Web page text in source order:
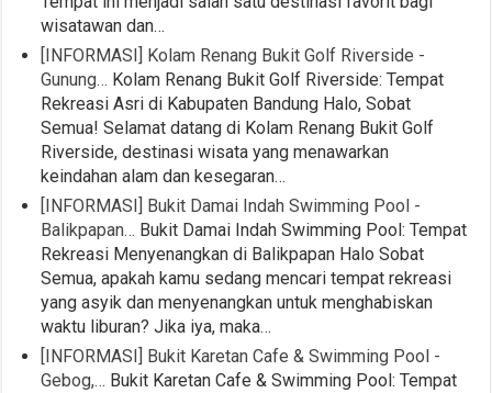
wisatawan dan…
[INFORMASI] Kolam Renang Bukit Golf Riverside -
Gunung… Kolam Renang Bukit Golf Riverside: Tempat
Rekreasi Asri di Kabupaten Bandung Halo, Sobat
Semua! Selamat datang di Kolam Renang Bukit Golf
Riverside, destinasi wisata yang menawarkan
keindahan alam dan kesegaran…
[INFORMASI] Bukit Damai Indah Swimming Pool -
Balikpapan… Bukit Damai Indah Swimming Pool: Tempat
Rekreasi Menyenangkan di Balikpapan Halo Sobat
Semua, apakah kamu sedang mencari tempat rekreasi
yang asyik dan menyenangkan untuk menghabiskan
waktu liburan? Jika iya, maka…
[INFORMASI] Bukit Karetan Cafe & Swimming Pool -
Gebog,… Bukit Karetan Cafe & Swimming Pool: Tempat